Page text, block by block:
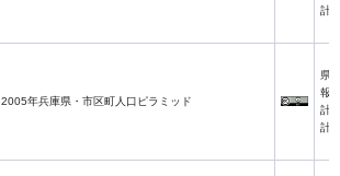
計
2005年兵庫県・市区町人口ピラミッド
県
報
計
計